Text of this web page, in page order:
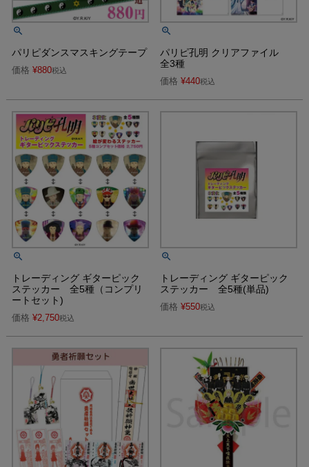
パリピダンスマスキングテープ
価格 ¥880税込
パリピ孔明 クリアファイル
全3種
価格 ¥440税込
トレーディング ギターピック
ステッカー 全5種（コンプリ
ートセット)
価格 ¥2,750税込
トレーディング ギターピック
ステッカー 全5種(単品)
価格 ¥550税込